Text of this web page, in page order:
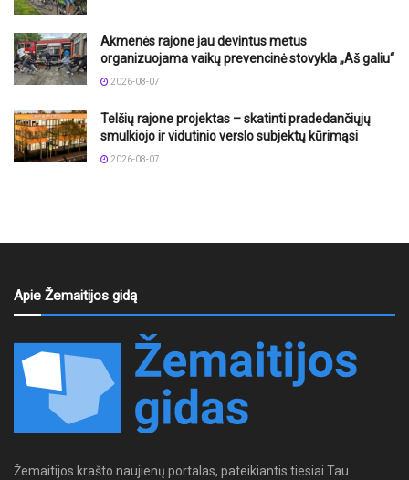
Akmenės rajone jau devintus metus
organizuojama vaikų prevencinė stovykla „Aš galiu“
2026-08-07
Telšių rajone projektas – skatinti pradedančiųjų
smulkiojo ir vidutinio verslo subjektų kūrimąsi
2026-08-07
Apie Žemaitijos gidą
Žemaitijos krašto naujienų portalas, pateikiantis tiesiai Tau